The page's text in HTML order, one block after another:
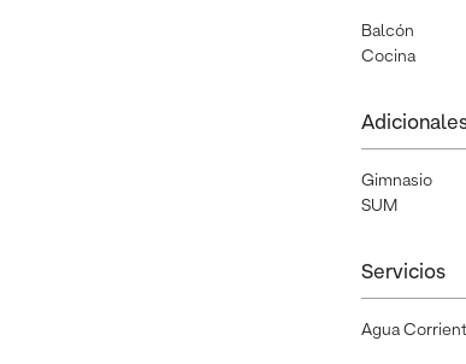
Balcón
Cocina
Gimnasio
SUM
Servicios
Agua